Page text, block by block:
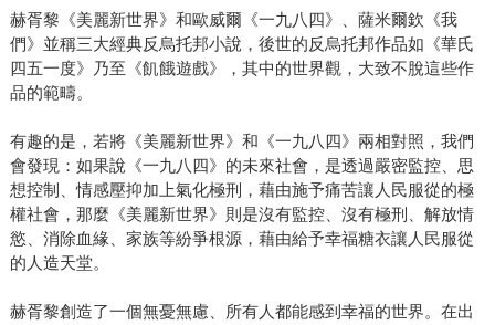
赫胥黎《美麗新世界》和歐威爾《一九八四》、薩米爾欽《我
們》並稱三大經典反烏托邦小說，後世的反烏托邦作品如《華氏
四五一度》乃至《飢餓遊戲》，其中的世界觀，大致不脫這些作
品的範疇。
有趣的是，若將《美麗新世界》和《一九八四》兩相對照，我們
會發現：如果說《一九八四》的未來社會，是透過嚴密監控、思
想控制、情感壓抑加上氣化極刑，藉由施予痛苦讓人民服從的極
權社會，那麼《美麗新世界》則是沒有監控、沒有極刑、解放情
慾、消除血緣、家族等紛爭根源，藉由給予幸福糖衣讓人民服從
的人造天堂。
赫胥黎創造了一個無憂無慮、所有人都能感到幸福的世界。在出